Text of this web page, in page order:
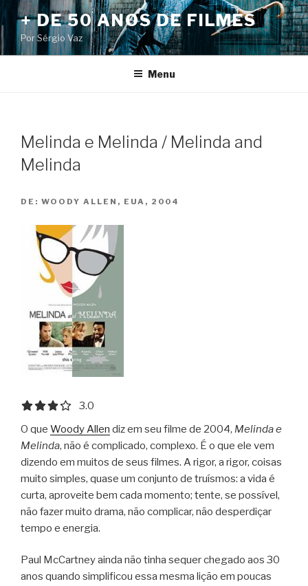
Pular
para
o
conteúdo
+ DE 50 ANOS DE FILMES
Por Sérgio Vaz
Menu
Melinda e Melinda / Melinda and
Melinda
DE: WOODY ALLEN, EUA, 2004
3.0 out of 5.0 stars
3.0
O que Woody Allen diz em seu filme de 2004, Melinda e
Melinda, não é complicado, complexo. É o que ele vem
dizendo em muitos de seus filmes. A rigor, a rigor, coisas
muito simples, quase um conjunto de truísmos: a vida é
curta, aproveite bem cada momento; tente, se possível,
não fazer muito drama, não complicar, não desperdiçar
tempo e energia.
Paul McCartney ainda não tinha sequer chegado aos 30
anos quando simplificou essa mesma lição em poucas